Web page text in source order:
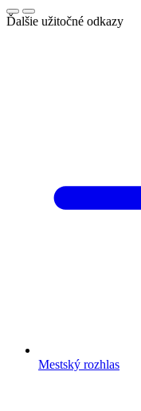
Ďalšie užitočné odkazy
Mestský rozhlas